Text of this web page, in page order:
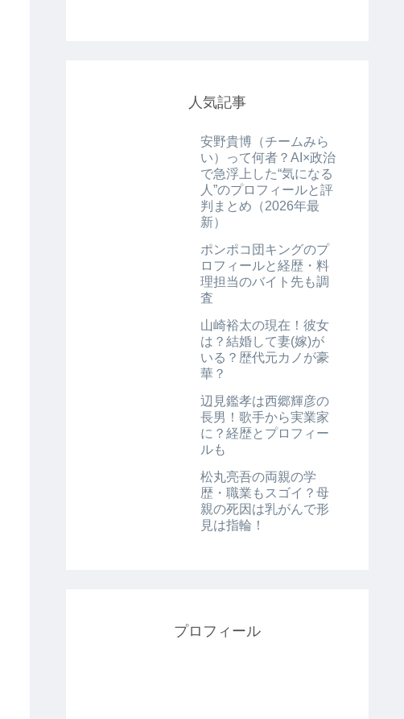
人気記事
安野貴博（チームみら
い）って何者？AI×政治
で急浮上した“気になる
人”のプロフィールと評
判まとめ（2026年最
新）
ポンポコ団キングのプ
ロフィールと経歴・料
理担当のバイト先も調
査
山崎裕太の現在！彼女
は？結婚して妻(嫁)が
いる？歴代元カノが豪
華？
辺見鑑孝は西郷輝彦の
長男！歌手から実業家
に？経歴とプロフィー
ルも
松丸亮吾の両親の学
歴・職業もスゴイ？母
親の死因は乳がんで形
見は指輪！
プロフィール